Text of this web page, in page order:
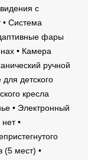
с
Система
фары
• Камера
ручной
детского
кресла
• Электронный
•
(5 мест) •